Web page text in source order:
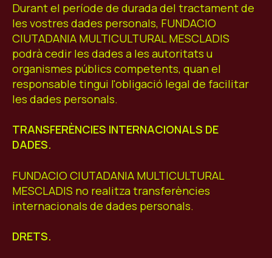
Durant el període de durada del tractament de
les vostres dades personals, FUNDACIO
CIUTADANIA MULTICULTURAL MESCLADIS
podrà cedir les dades a les autoritats u
organismes públics competents, quan el
responsable tingui l'obligació legal de facilitar
les dades personals.
TRANSFERÈNCIES INTERNACIONALS DE
DADES.
FUNDACIO CIUTADANIA MULTICULTURAL
MESCLADIS no realitza transferències
internacionals de dades personals.
DRETS.